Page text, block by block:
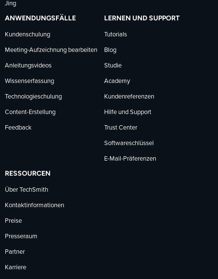
Jing
ANWENDUNGSFÄLLE
Kundenschulung
Meeting-Aufzeichnung bearbeiten
Anleitungsvideos
Wissenserfassung
Technologieschulung
Content-Erstellung
Feedback
LERNEN UND SUPPORT
Tutorials
Blog
Studie
Academy
Kundenreferenzen
Hilfe und Support
Trust Center
Softwareschlüssel
E-Mail-Präferenzen
RESSOURCEN
Über TechSmith
Kontaktinformationen
Preise
Presseraum
Partner
Karriere